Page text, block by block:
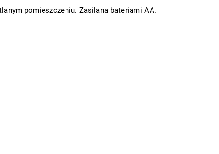
pomieszczeniu. Zasilana bateriami AA.